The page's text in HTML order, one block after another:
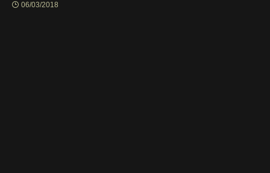
06/03/2018